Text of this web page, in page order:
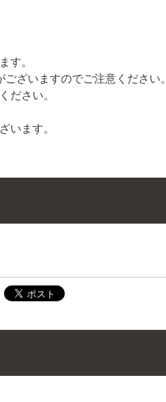
す。
ざいますのでご注意ください。
ださい。
います。